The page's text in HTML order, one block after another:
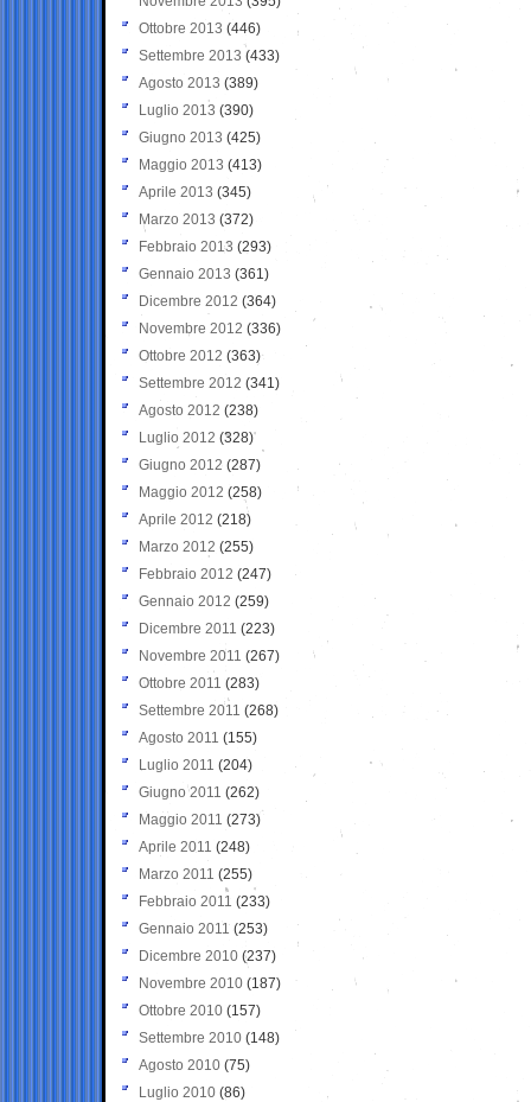
Ottobre 2013 (446)
Settembre 2013 (433)
Agosto 2013 (389)
Luglio 2013 (390)
Giugno 2013 (425)
Maggio 2013 (413)
Aprile 2013 (345)
Marzo 2013 (372)
Febbraio 2013 (293)
Gennaio 2013 (361)
Dicembre 2012 (364)
Novembre 2012 (336)
Ottobre 2012 (363)
Settembre 2012 (341)
Agosto 2012 (238)
Luglio 2012 (328)
Giugno 2012 (287)
Maggio 2012 (258)
Aprile 2012 (218)
Marzo 2012 (255)
Febbraio 2012 (247)
Gennaio 2012 (259)
Dicembre 2011 (223)
Novembre 2011 (267)
Ottobre 2011 (283)
Settembre 2011 (268)
Agosto 2011 (155)
Luglio 2011 (204)
Giugno 2011 (262)
Maggio 2011 (273)
Aprile 2011 (248)
Marzo 2011 (255)
Febbraio 2011 (233)
Gennaio 2011 (253)
Dicembre 2010 (237)
Novembre 2010 (187)
Ottobre 2010 (157)
Settembre 2010 (148)
Agosto 2010 (75)
Luglio 2010 (86)